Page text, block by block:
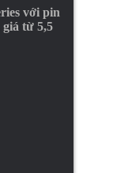
với pin
từ 5,5